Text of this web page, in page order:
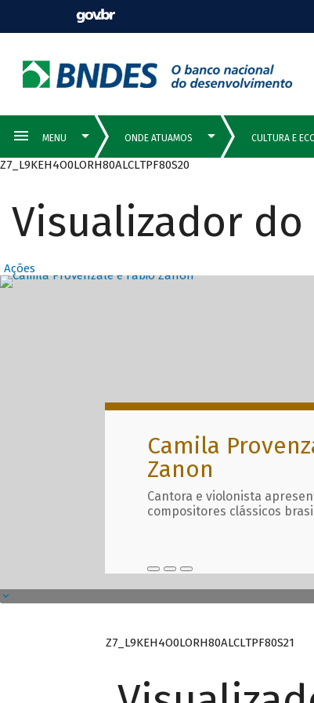
Z7_L9KEH4O0LORH80ALCLTPF80S20
Visualizador do
Ações
Destaques
Camila
Zanon
Cantora e violonista
compositores clássicos
Z7_L9KEH4O0LORH80ALCLTPF80S21